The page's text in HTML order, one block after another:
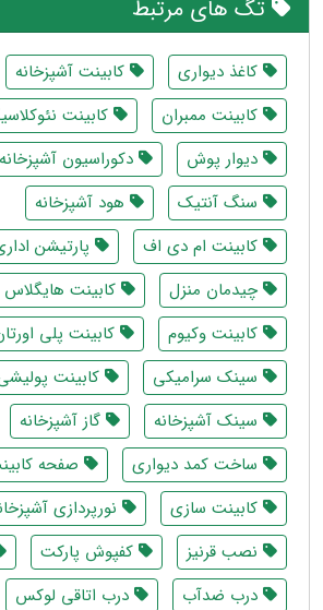
تگ های مرتبط
کاغذ دیواری کابینت آشپزخانه
کابینت ممبران
کابینت
دیوار پوش
دکوراسیون آشپزخانه
سنگ آنتیک
هود آشپزخانه
کابینت ام دی اف
پارتیشن
چیدمان منزل
کابینت هایگلاس
کابینت وکیوم
کابینت پلی
سینک سرامیکی
کابینت
سینک آشپزخانه
گاز آشپزخانه
ساخت کمد دیواری
صفحه
کابینت سازی
نورپردازی
نصب قرنیز
کفپوش پارکت
درب ضدآب
درب اتاقی لوکس